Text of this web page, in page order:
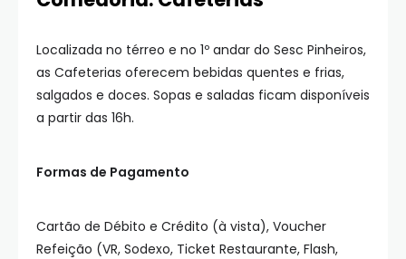
Localizada no térreo e no 1º andar do Sesc Pinheiros,
as Cafeterias oferecem bebidas quentes e frias,
salgados e doces. Sopas e saladas ficam disponíveis
a partir das 16h.
Formas de Pagamento
Cartão de Débito e Crédito (à vista), Voucher
Refeição (VR, Sodexo, Ticket Restaurante, Flash,